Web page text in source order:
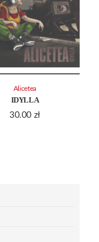
IDYLLA
30.00 zł
Alicetea